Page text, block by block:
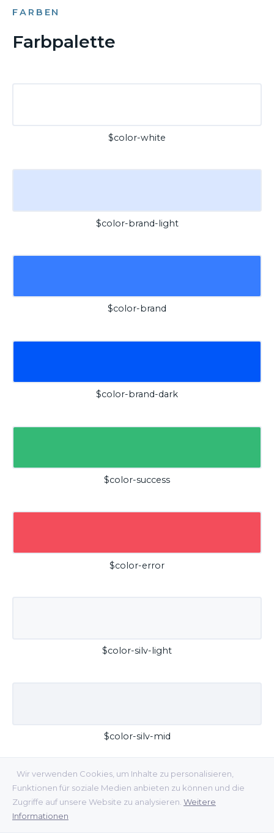
Wir verwenden Cookies, um Inhalte zu personalisieren,
Funktionen für soziale Medien anbieten zu können und die
Zugriffe auf unsere Website zu analysieren. Weitere
Informationen
FARBEN
Farbpalette
$color-white
$color-brand-light
$color-brand
$color-brand-dark
$color-success
$color-error
$color-silv-light
$color-silv-mid